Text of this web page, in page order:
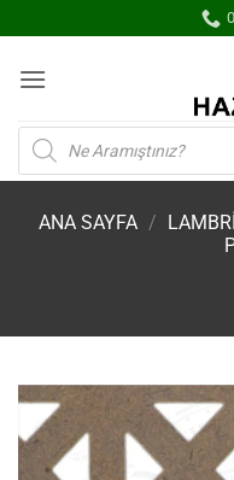
atla
Products
search
ANA SAYFA /